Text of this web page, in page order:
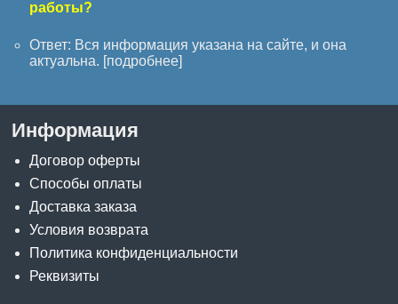
работы?
Ответ: Вся информация указана на сайте, и она
актуальна. [подробнее]
Информация
Договор оферты
Способы оплаты
Доставка заказа
Условия возврата
Политика конфиденциальности
Реквизиты